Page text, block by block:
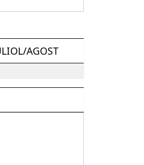
AGOST